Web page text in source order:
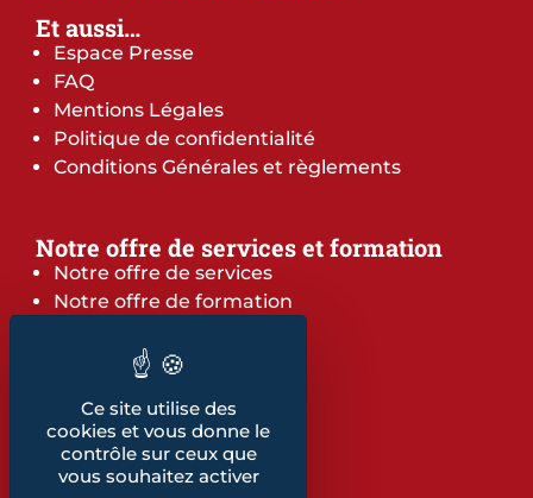
Et aussi…
Espace Presse
FAQ
Mentions Légales
Politique de confidentialité
Conditions Générales et règlements
Notre offre de services et formation
Notre offre de services
Notre offre de formation
Les indicateurs
Retrouvez également...
Notre glossaire
Ce site utilise des
cookies et vous donne le
contrôle sur ceux que
vous souhaitez activer